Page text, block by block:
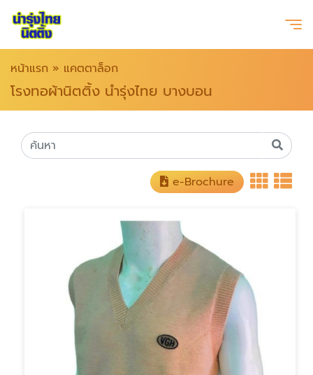
หน้าแรก » แคตตาล็อก
โรงทอผ้านิตติ้ง นำรุ่งไทย บางบอน
e-Brochure